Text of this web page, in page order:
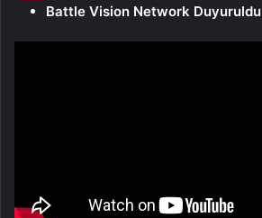
Battle Vision Network Duyuruldu